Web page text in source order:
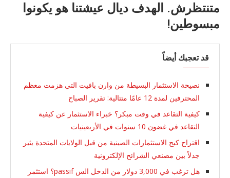
متنتظرش. الهدف ديال عيشتنا هو يكونوا
مبسوطين!
قد تعجبك أيضاً
نصيحة الاستثمار البسيطة من وارن بافيت التي هزمت معظم
المحترفين لمدة 12 عامًا متتالية: تقرير الصباح
كيفية التقاعد في وقت مبكر؟ خبراء الاستثمار عن كيفية
التقاعد في غضون 10 سنوات في الأربعينيات
اقتراح كبح الاستثمارات الصينية من قبل الولايات المتحدة يثير
جدلاً بين مصنعي الشرائح الإلكترونية
هل ترغب في 3,000 دولار من الدخل الس passif؟ استثمر